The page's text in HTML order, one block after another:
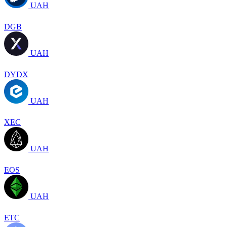
UAH
DGB
UAH
DYDX
UAH
XEC
UAH
EOS
UAH
ETC